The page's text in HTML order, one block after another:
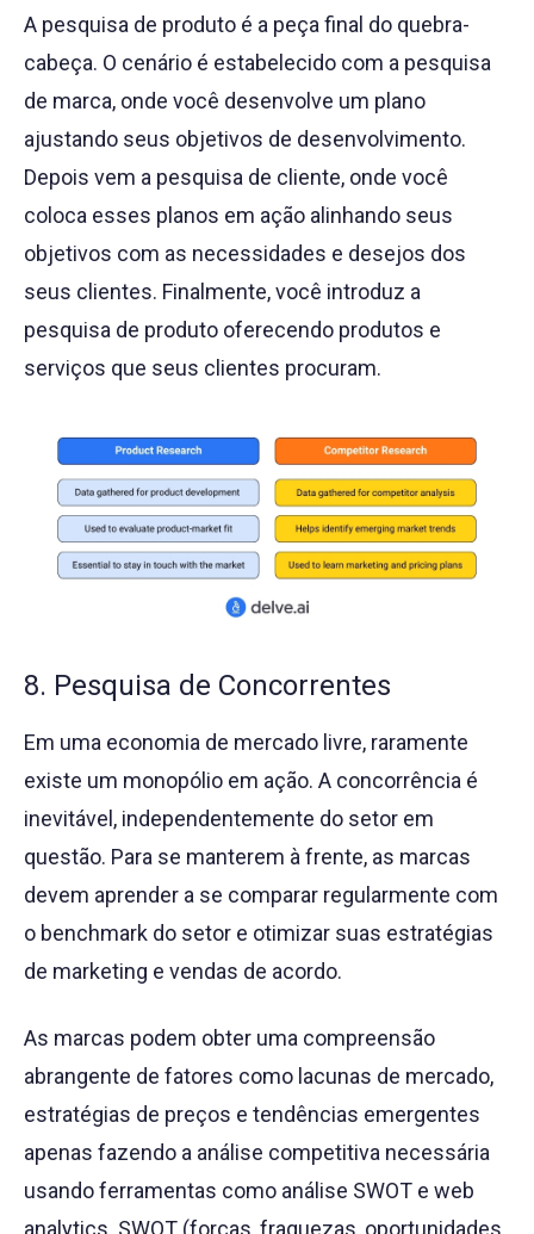
A pesquisa de produto é a peça final do quebra-
cabeça. O cenário é estabelecido com a pesquisa
de marca, onde você desenvolve um plano
ajustando seus objetivos de desenvolvimento.
Depois vem a pesquisa de cliente, onde você
coloca esses planos em ação alinhando seus
objetivos com as necessidades e desejos dos
seus clientes. Finalmente, você introduz a
pesquisa de produto oferecendo produtos e
serviços que seus clientes procuram.
8. Pesquisa de Concorrentes
Em uma economia de mercado livre, raramente
existe um monopólio em ação. A concorrência é
inevitável, independentemente do setor em
questão. Para se manterem à frente, as marcas
devem aprender a se comparar regularmente com
o benchmark do setor e otimizar suas estratégias
de marketing e vendas de acordo.
As marcas podem obter uma compreensão
abrangente de fatores como lacunas de mercado,
estratégias de preços e tendências emergentes
apenas fazendo a análise competitiva necessária
usando ferramentas como análise SWOT e web
analytics. SWOT (forças, fraquezas, oportunidades,